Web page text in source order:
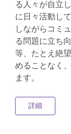
る人々が自立
に日々活動し
しながらコミ
る問題に立ち
等、たとえ絶
めることなく
ます。
詳細